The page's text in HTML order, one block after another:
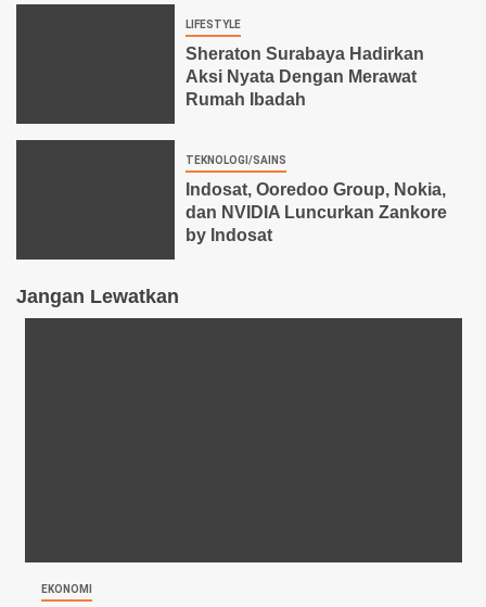
LIFESTYLE
Sheraton Surabaya Hadirkan
Aksi Nyata Dengan Merawat
Rumah Ibadah
TEKNOLOGI/SAINS
Indosat, Ooredoo Group, Nokia,
dan NVIDIA Luncurkan Zankore
by Indosat
Jangan Lewatkan
EKONOMI